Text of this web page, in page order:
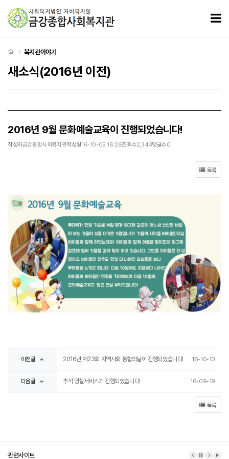
처음으로
복지관이야기
새소식(2016년 이전)
2016년 9월 문화예술교육이 진행되었습니다!
작성자금강종합사회복지관작성일16-10-05 18:26조회수2,343댓글수0
목록
이전글 2016년 제23회 지역사회 통합의날이 진행되었습니다! 16-10-10
다음글 추석 명절서비스가 진행되었습니다! 16-09-19
목록
관련사이트